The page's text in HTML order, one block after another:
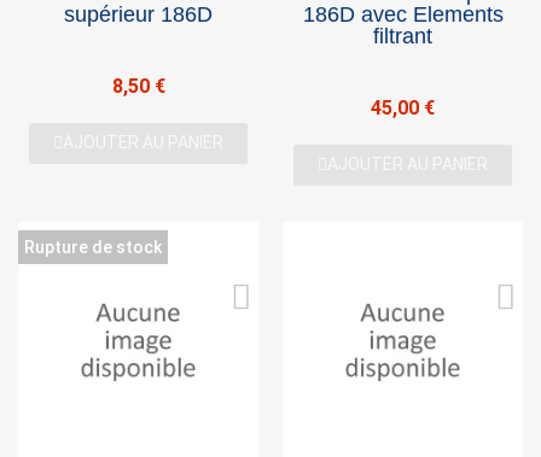
supérieur 186D
8,50 €
AJOUTER AU PANIER
186D avec Elements
filtrant
45,00 €
AJOUTER AU PANIER
Rupture de stock
You need to be logged in to save products in your
Cancel Sign in